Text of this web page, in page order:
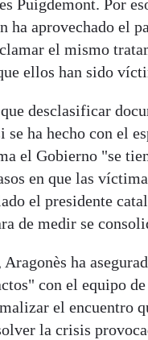
Puigdemont. Por
ha aprovechado el
el mismo
ellos han sido
desclasificar
se ha hecho con el
el Gobierno "se
en que las
el presidente
de medir se
ha
con el equipo
el encuentro
la crisis